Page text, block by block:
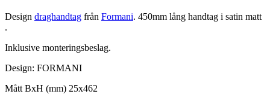
Design draghandtag från Formani. 450mm lång handtag i satin matt
.
Inklusive monteringsbeslag.
Design: FORMANI
Mått BxH (mm) 25x462